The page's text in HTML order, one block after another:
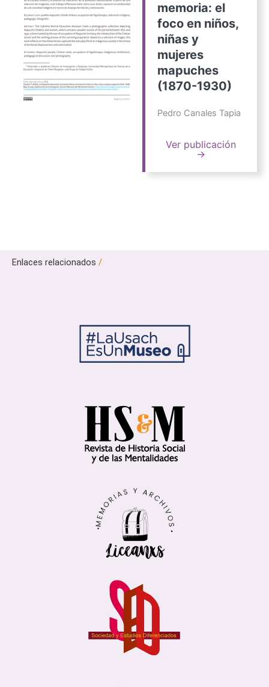
memoria: el
foco en niños,
niñas y
mujeres
mapuches
(1870-1930)
Pedro Canales Tapia
Ver publicación
→
Enlaces relacionados /